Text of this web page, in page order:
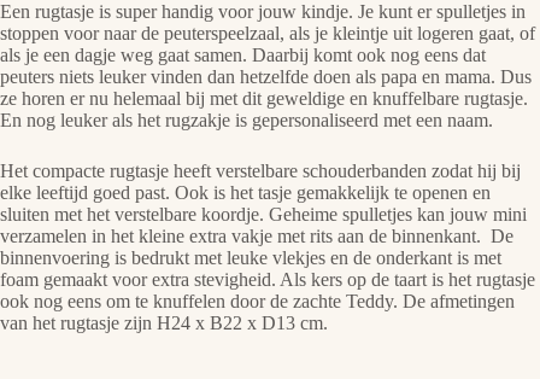
Een rugtasje is super handig voor jouw kindje. Je kunt er spulletjes in
stoppen voor naar de peuterspeelzaal, als je kleintje uit logeren gaat, of
als je een dagje weg gaat samen. Daarbij komt ook nog eens dat
peuters niets leuker vinden dan hetzelfde doen als papa en mama. Dus
ze horen er nu helemaal bij met dit geweldige en knuffelbare rugtasje.
En nog leuker als het rugzakje is gepersonaliseerd met een naam.
Het compacte rugtasje heeft verstelbare schouderbanden zodat hij bij
elke leeftijd goed past. Ook is het tasje gemakkelijk te openen en
sluiten met het verstelbare koordje. Geheime spulletjes kan jouw mini
verzamelen in het kleine extra vakje met rits aan de binnenkant. De
binnenvoering is bedrukt met leuke vlekjes en de onderkant is met
foam gemaakt voor extra stevigheid. Als kers op de taart is het rugtasje
ook nog eens om te knuffelen door de zachte Teddy. De afmetingen
van het rugtasje zijn H24 x B22 x D13 cm.